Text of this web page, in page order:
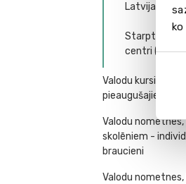
Latvija
centri
Valodu kursi
pieaugušajiem
Valodu nometnes,
skolēniem -
braucieni
Valodu nometnes,